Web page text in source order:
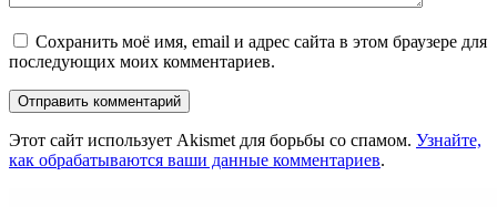
Сохранить моё имя, email и адрес сайта в этом браузере для
последующих моих комментариев.
Этот сайт использует Akismet для борьбы со спамом. Узнайте,
как обрабатываются ваши данные комментариев.